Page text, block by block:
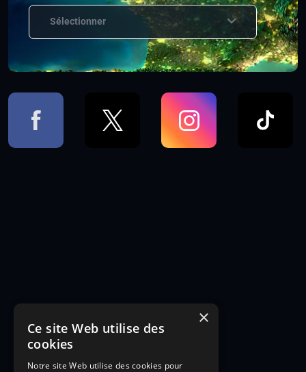
Sélectionner
×
Ce site Web utilise des
cookies
Notre site Web utilise des cookies pour